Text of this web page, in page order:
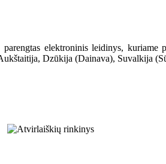
elektroninis leidinys,
Dzūkija (Dainava), Suvalkija